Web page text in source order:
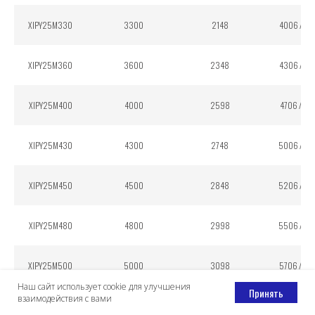
Наш сайт использует cookie для улучшения
взаимодействия с вами
Принять
XIPY25M330 3300 2148 4006 /
XIPY25M360 3600 2348 4306 /
XIPY25M400 4000 2598 4706 /
XIPY25M430 4300 2748 5006 /
XIPY25M450 4500 2848 5206 /
XIPY25M480 4800 2998 5506 /
XIPY25M500 5000 3098 5706 /
XIPY25M550 6206 /